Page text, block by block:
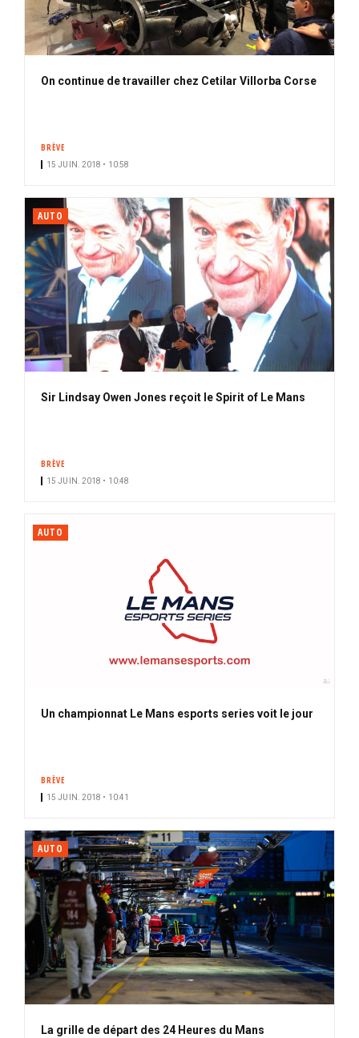
On continue de travailler chez Cetilar Villorba Corse
BRÈVE
15 JUIN. 2018 • 10:58
AUTO
Sir Lindsay Owen Jones reçoit le Spirit of Le Mans
BRÈVE
15 JUIN. 2018 • 10:48
AUTO
Un championnat Le Mans esports series voit le jour
BRÈVE
15 JUIN. 2018 • 10:41
AUTO
La grille de départ des 24 Heures du Mans